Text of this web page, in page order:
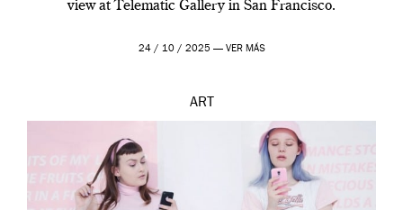
view at Telematic Gallery in San Francisco.
24 / 10 / 2025 — VER MÁS
ART